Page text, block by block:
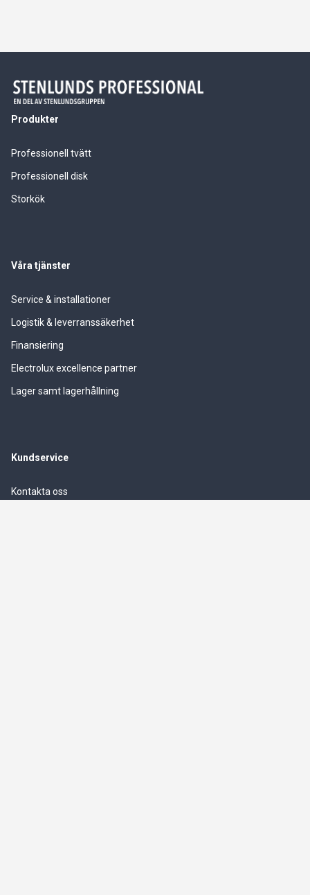
Produkter
Professionell tvätt
Professionell disk
Storkök
Våra tjänster
Service & installationer
Logistik & leverranssäkerhet
Finansiering
Electrolux excellence partner
Lager samt lagerhållning
Kundservice
Kontakta oss